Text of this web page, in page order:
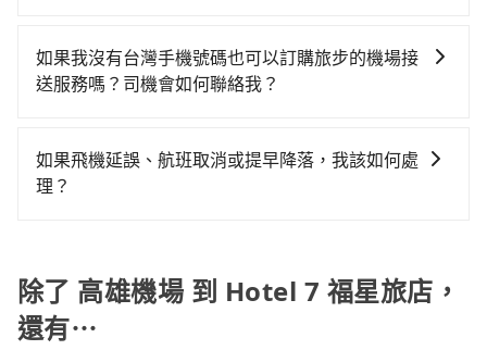
節省50%的交通費用。
況，打開車門才發現仍有上一組乘客遺留的垃圾或者撞
凹的車門仍未被修理，每一次租車都好像在開樂透一
車位，對於急著用車或者要載其他乘客的人來說就有不
小的風險。最後，雖然路邊隨租隨還看似方便，但實際
叫小黃，比方說距離機場不遠（20公里以內）、臨時需
要前往機場或被原本預約好的車輛放鳥。但反過來說，
客先上網預約機場接送，以免承擔不必要的風險。
同時，勾選「 預定來回，價錢更優惠」選項，系統會在
您完成去程訂單的同時，寄送95折的優惠碼到您的信
如果我沒有台灣手機號碼也可以訂購旅步的機場接
送服務嗎？司機會如何聯絡我？
WhatsApp、Line、Skype 等通訊軟體的帳號，方便我
們在訂單成立後，或司機服務時與您聯絡。
如果飛機延誤、航班取消或提早降落，我該如何處
理？
車輛，讓乘客能落地後順利離開機場。但如事先沒有告
知而是司機抵達機場後才發現旅客入境時間有耽誤，
tripool依舊會改派司機，但就不能保證旅客一出關即有
除了 高雄機場 到 Hotel 7 福星旅店，
還有⋯